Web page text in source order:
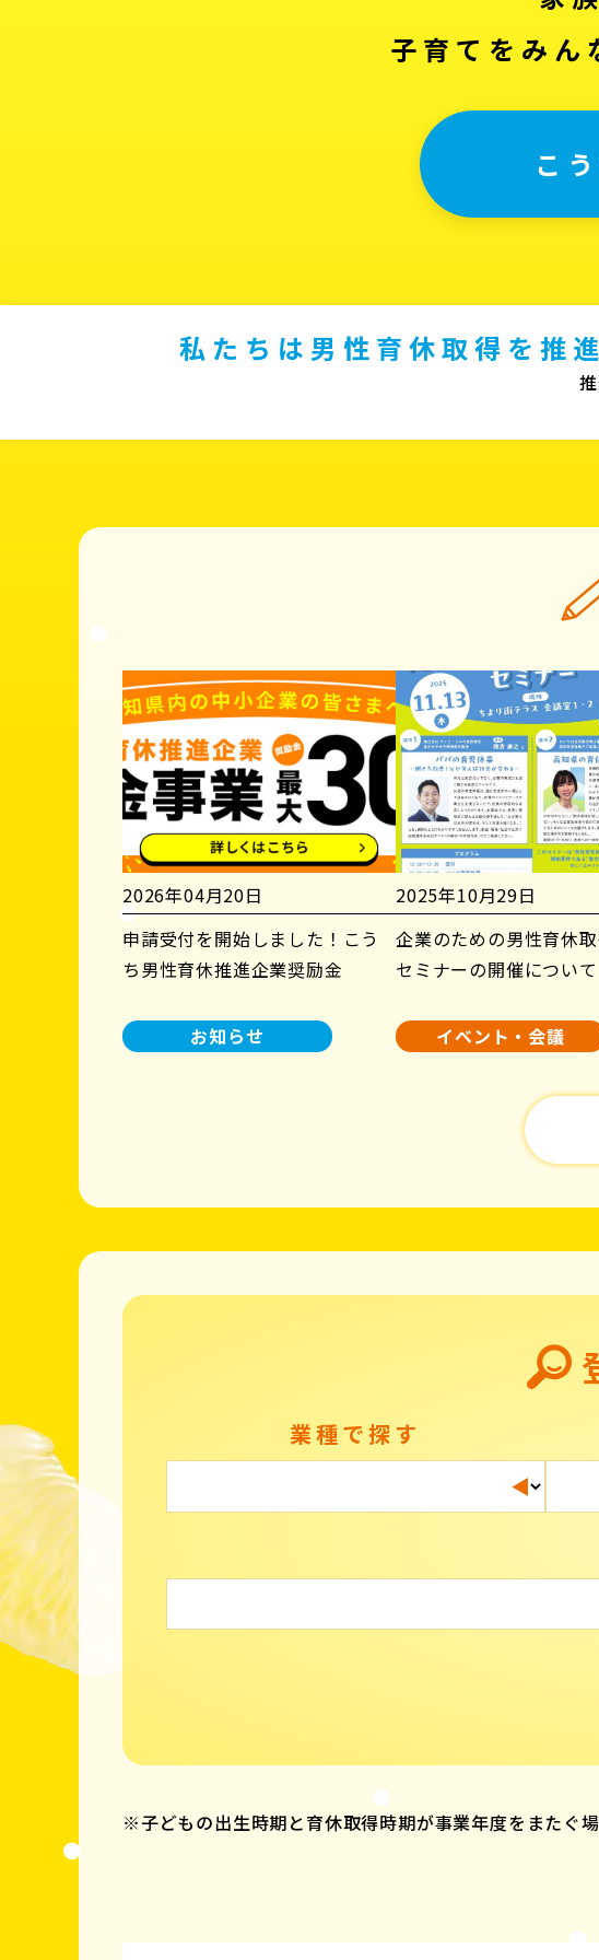
子育てをみん
こ
私たちは男性育休取得を推
2026年04月20日
申請受付を開始しました！こう
ち男性育休推進企業奨励金
お知らせ
2025年10月29日
企業のための男性育休
セミナーの開催について
イベント・会議
業種で探す
※子どもの出生時期と育休取得時期が事業年度をまたぐ